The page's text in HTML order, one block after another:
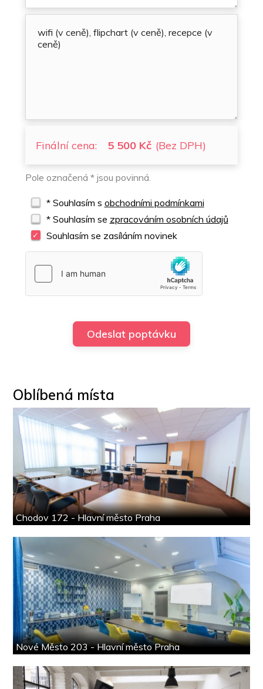
Finální cena: 5 500 Kč (Bez DPH)
Pole označená * jsou povinná.
* Souhlasím s obchodními podmínkami
* Souhlasím se zpracováním osobních údajů
Souhlasím se zasíláním novinek
Oblíbená místa
Chodov 172 - Hlavní město Praha
Nové Město 203 - Hlavní město Praha